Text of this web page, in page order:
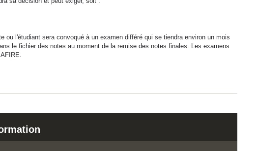
l'étudiant sera convoqué à un examen différé qui se tiendra environ un mois
le fichier des notes au moment de la remise des notes finales. Les examens